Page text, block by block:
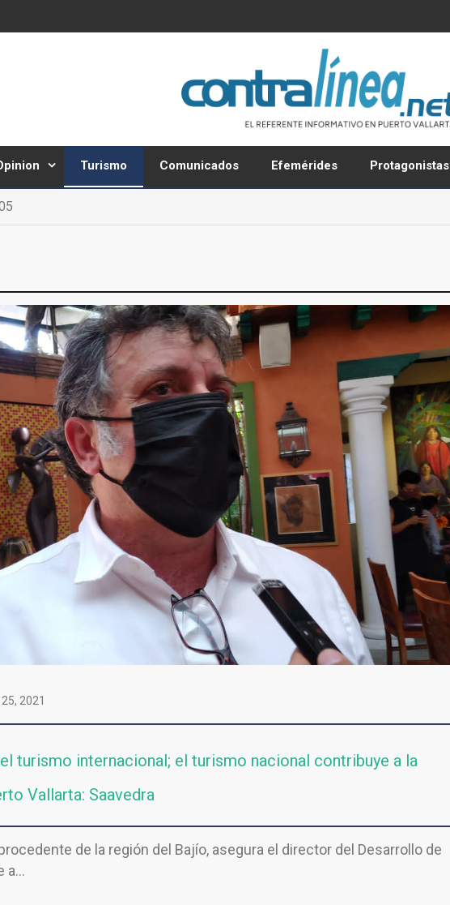
Turismo Comunicados Efemérides Protagonistas
2021
turismo internacional; el turismo nacional contribuye a la
Vallarta: Saavedra
de la región del Bajío, asegura el director del Desarrollo de
a…